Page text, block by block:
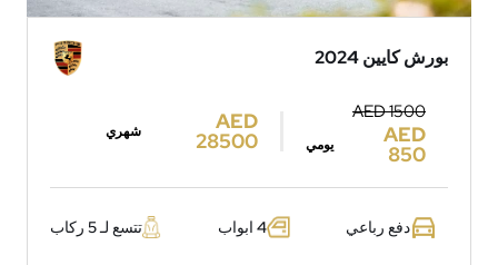
بورش كايين 2024
AED 1500
AED
850 يومي
AED
28500 شهري
دفع رباعي 4 ابواب تتسع لـ 5 ركاب